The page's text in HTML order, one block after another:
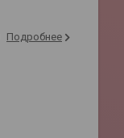
Подробнее